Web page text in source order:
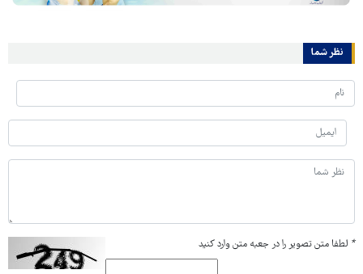
نظر شما
* لطفا متن تصویر را در جعبه متن وارد کنید